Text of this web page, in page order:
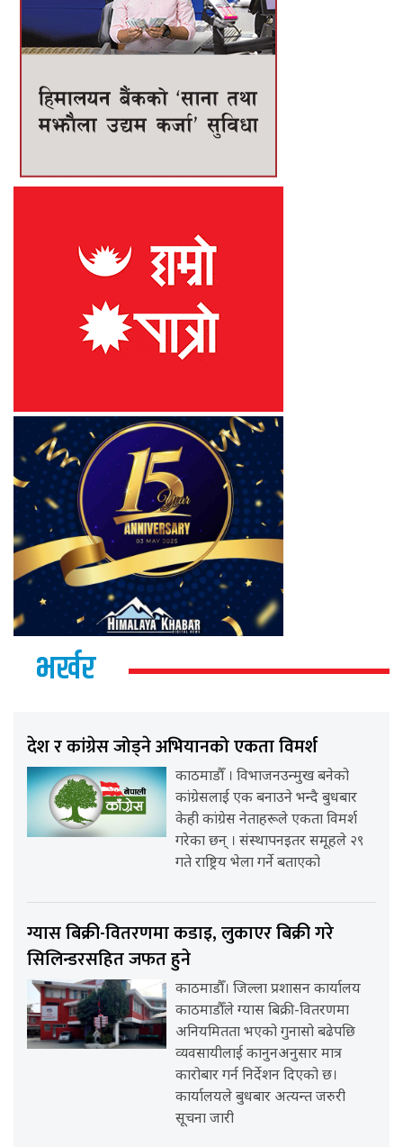
भर्खर
देश र कांग्रेस जोड्ने अभियानको एकता विमर्श
काठमाडौँ । विभाजनउन्मुख बनेको
कांग्रेसलाई एक बनाउने भन्दै बुधबार
केही कांग्रेस नेताहरूले एकता विमर्श
गरेका छन् । संस्थापनइतर समूहले २९
गते राष्ट्रिय भेला गर्ने बताएको
ग्यास बिक्री-वितरणमा कडाइ, लुकाएर बिक्री गरे
सिलिन्डरसहित जफत हुने
काठमाडौँ। जिल्ला प्रशासन कार्यालय
काठमाडौँले ग्यास बिक्री-वितरणमा
अनियमितता भएको गुनासो बढेपछि
व्यवसायीलाई कानुनअनुसार मात्र
कारोबार गर्न निर्देशन दिएको छ।
कार्यालयले बुधबार अत्यन्त जरुरी
सूचना जारी